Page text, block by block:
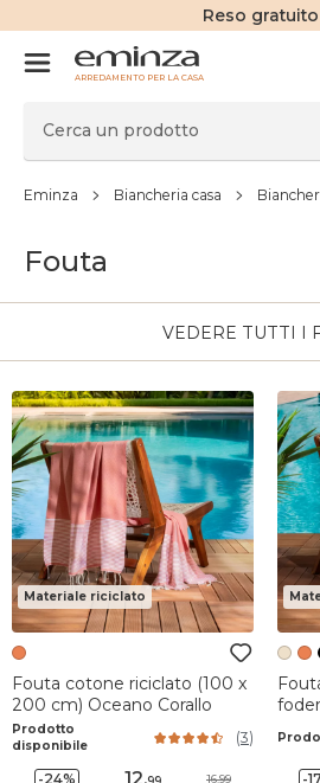
Reso gratuito
ARREDAMENTO PER LA CASA
Eminza Biancheria casa
Fouta
VEDERE TUTTI I
Materiale riciclato
Fouta cotone riciclato (100 x
200 cm) Oceano Corallo
Prodotto
disponibile
(3)
-24% 12. 16.99 -